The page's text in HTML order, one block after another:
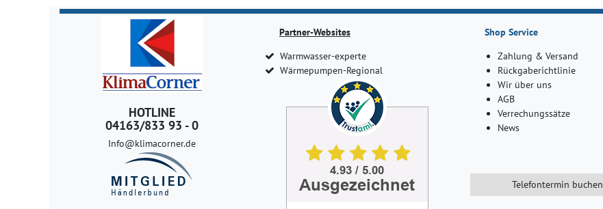
HOTLINE
04163/833 93 - 0
Info@klimacorner.de
Partner-Websites
Warmwasser-experte
Wärmepumpen-Regional
Shop Service
Zahlung & Versand
Rückgaberichtlinie
Wir über uns
AGB
Verrechungssätze
News
Telefontermin buchen